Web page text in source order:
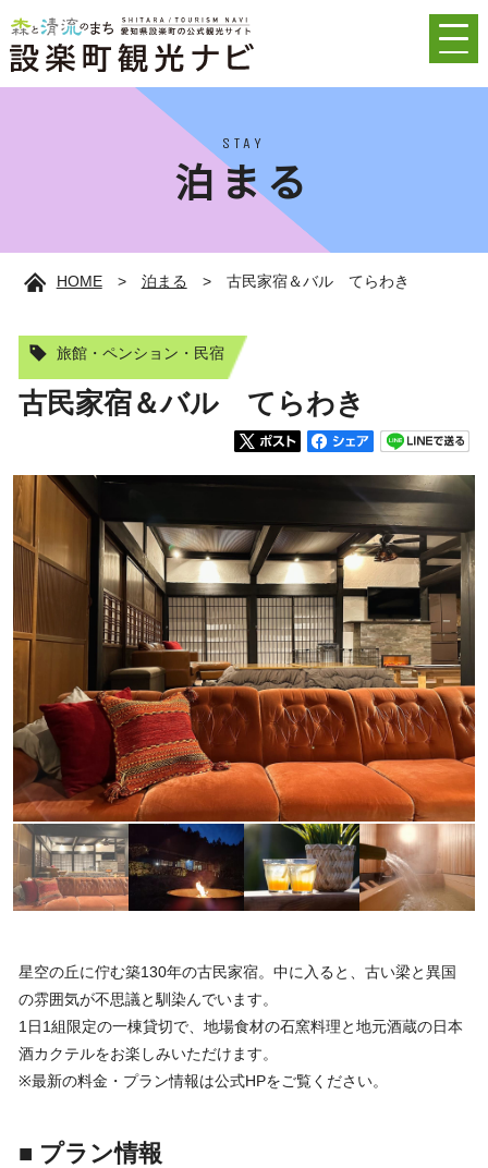
STAY
泊まる
HOME> 泊まる > 古民家宿＆バル てらわき
旅館・ペンション・民宿
古民家宿＆バル てらわき
星空の丘に佇む築130年の古民家宿。中に入ると、古い梁と異国
の雰囲気が不思議と馴染んでいます。
1日1組限定の一棟貸切で、地場食材の石窯料理と地元酒蔵の日本
酒カクテルをお楽しみいただけます。
※最新の料金・プラン情報は公式HPをご覧ください。
■ プラン情報